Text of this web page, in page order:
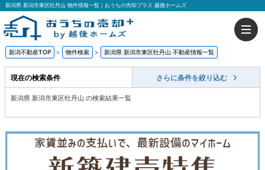
新潟県 新潟市東区牡丹山 物件情報一覧｜おうちの売却プラス 越後ホームズ
新潟不動産TOP > 物件検索 > 新潟県 新潟市東区牡丹山 不動産情報一覧
現在の検索条件 さらに条件を絞り込む
新潟県 新潟市東区牡丹山 の検索結果一覧